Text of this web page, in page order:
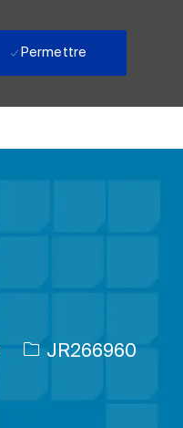
Permettre
ID de l’emploi
JR266960